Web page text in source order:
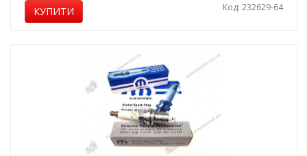
КУПИТИ Код: 232629-64